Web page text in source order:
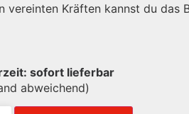
vereinten Kräften kannst du das
sofort lieferbar
abweichend)